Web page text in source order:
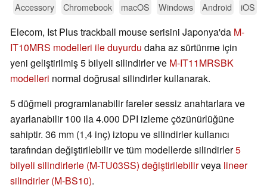
Accessory Chromebook macOS Windows Android iOS
Elecom, Ist Plus trackball mouse serisini Japonya'da M-
IT10MRS modelleri ile duyurdu daha az sürtünme için
yeni geliştirilmiş 5 bilyeli silindirler ve M-IT11MRSBK
modelleri normal doğrusal silindirler kullanarak.
5 düğmeli programlanabilir fareler sessiz anahtarlara ve
ayarlanabilir 100 ila 4.000 DPI izleme çözünürlüğüne
sahiptir. 36 mm (1,4 inç) iztopu ve silindirler kullanıcı
tarafından değiştirilebilir ve tüm modellerde silindirler5
bilyeli silindirlerle (M-TU03SS) değiştirilebilirveya lineer
silindirler (M-BS10).